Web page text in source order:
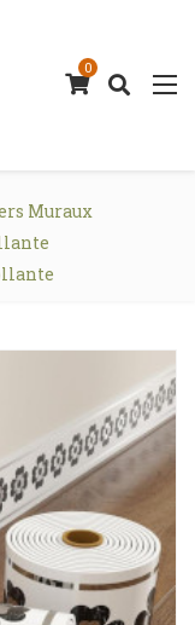
0
Muraux